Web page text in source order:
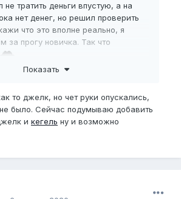
тратить деньги впустую, а на
нет денег, но решил проверить
что это вполне реально, я
за прогу новичка. Так что
Показать
то джелк, но чет руки опускались,
было. Сейчас подумываю добавить
и кегель ну и возможно